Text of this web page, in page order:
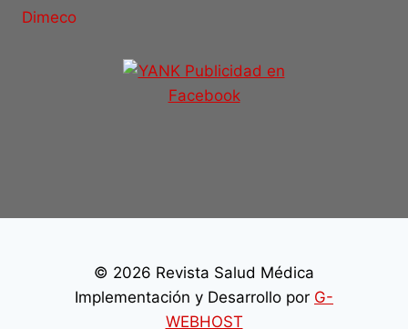
Dimeco
© 2026 Revista Salud Médica
Implementación y Desarrollo por G-
WEBHOST